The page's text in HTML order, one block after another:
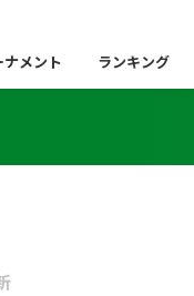
ナメント ランキング